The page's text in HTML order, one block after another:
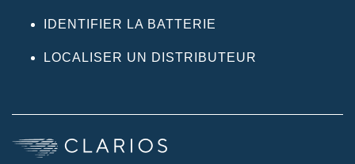
IDENTIFIER LA BATTERIE
LOCALISER UN DISTRIBUTEUR